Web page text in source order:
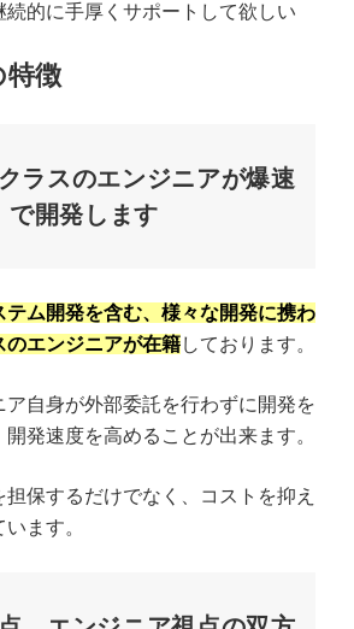
続的に手厚くサポートして欲しい
徴
ラスのエンジニアが爆速
で開発します
テム開発を含む、様々な開発に携わ
のエンジニアが在籍しております。
ア自身が外部委託を行わずに開発を
発速度を高めることが出来ます。
保するだけでなく、コストを抑え
ます。